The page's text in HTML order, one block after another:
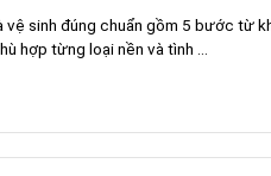
vệ sinh đúng chuẩn gồm 5 bước từ
hợp từng loại nền và tình ...